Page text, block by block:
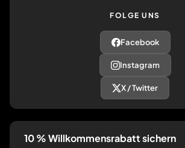
FOLGE UNS
Facebook
Instagram
X / Twitter
10 % Willkommensrabatt sichern